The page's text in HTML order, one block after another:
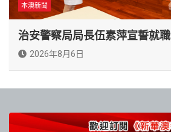
本澳新聞
治安警察局局長伍素萍宣誓就職
2026年8月6日